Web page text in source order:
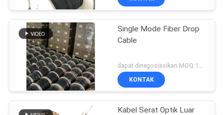
Single Mode Fiber Drop
Cable
KONTAK
Kabel Serat Optik Luar